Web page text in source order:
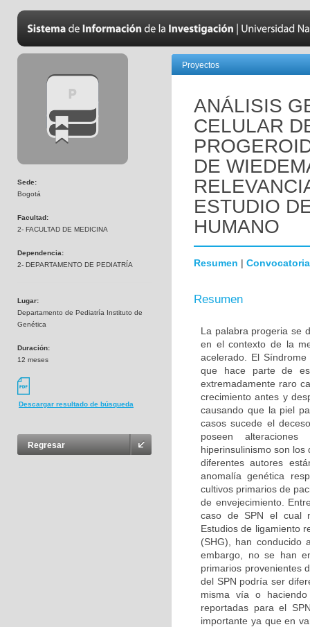
Sede:
Bogotá
Facultad:
2- FACULTAD DE MEDICINA
Dependencia:
2- DEPARTAMENTO DE PEDIATRÍA
Lugar:
Departamento de Pediatría Instituto de
Genética
Duración:
12 meses
Descargar resultado de búsqueda
Regresar
Proyectos
ANÁLISIS
CELULAR
DE
ESTUDIO
HUMANO
Resumen | Convocatoria
Resumen
La palabra progeria se
en el contexto de la
acelerado. El
que hace parte de
extremadamente raro
crecimiento antes y
causando que la piel
casos sucede el
poseen alteraciones
hiperinsulinismo son
diferentes autores
anomalía genética
cultivos primarios de
de envejecimiento.
caso de SPN el cual
Estudios de ligamiento
(SHG), han conducido
embargo, no se han
primarios provenientes
del SPN podría ser
misma vía o
reportadas para el
importante ya que en